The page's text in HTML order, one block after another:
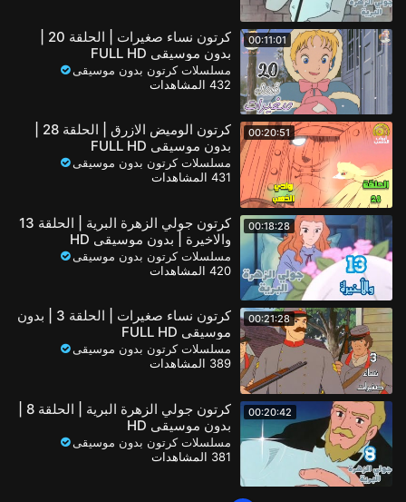
00:11:01
بدون موسيقى FULL HD
مسلسلات كرتون بدون موسيقى
432 المشاهدات
00:20:51
بدون موسيقى FULL HD
مسلسلات كرتون بدون موسيقى
431 المشاهدات
00:18:28
كرتون جولي الزهرة البرية | الحلقة 13
والاخيرة | بدون موسيقى HD
مسلسلات كرتون بدون موسيقى
420 المشاهدات
00:21:28
كرتون نساء صغيرات | الحلقة 3 | بدون
موسيقى FULL HD
مسلسلات كرتون بدون موسيقى
389 المشاهدات
00:20:42
بدون موسيقى HD
مسلسلات كرتون بدون موسيقى
381 المشاهدات